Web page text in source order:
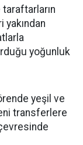
yoğunluk
yeşil ve
transferlere